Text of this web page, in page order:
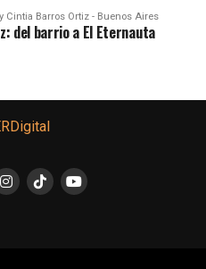
Cintia Barros Ortiz - Buenos Aires
del barrio a El Eternauta